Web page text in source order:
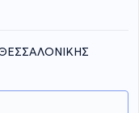
ΘΕΣΣΑΛΟΝΙΚΗΣ